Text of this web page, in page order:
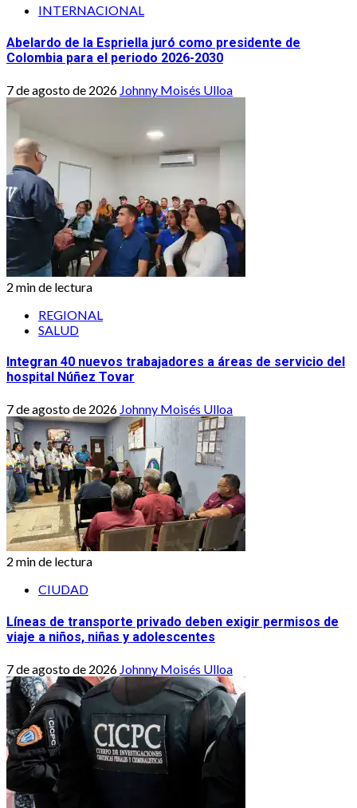
INTERNACIONAL
Abelardo de la Espriella juró como presidente de
Colombia para el periodo 2026-2030
7 de agosto de 2026 Johnny Moisés Ulloa
2 min de lectura
REGIONAL
SALUD
Integran 40 nuevos trabajadores a áreas de servicio del
hospital Núñez Tovar
7 de agosto de 2026 Johnny Moisés Ulloa
2 min de lectura
CIUDAD
Líneas de transporte privado deben exigir permisos de
viaje a niños, niñas y adolescentes
7 de agosto de 2026 Johnny Moisés Ulloa